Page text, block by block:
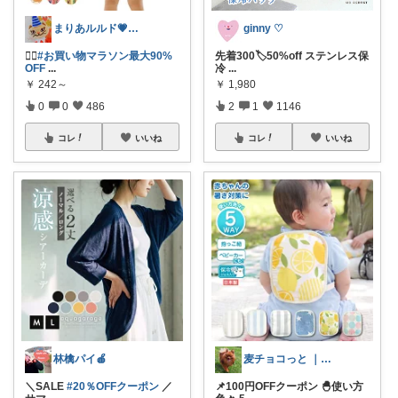
まりあルルド💗ご購入感謝です💗
❤️‍🔥#お買い物マラソン最大90%
OFF ...
￥ 242～
0 0 486
コレ いいね
林檎パイ🍎
＼SALE #20％OFFクーポン ／
ginny ♡
先着300🏷️50%off ステンレス保
冷 ...
￥ 1,980
2 1 1146
コレ いいね
麦チョコっと ｜ キッズ＆ベビー 夏
📌100円OFFクーポン 🐣使い方